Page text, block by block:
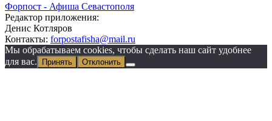
Форпост - Афиша Севастополя
Редактор приложения:
Денис Котляров
Контакты: forpostafisha@mail.ru
Мы обрабатываем cookies, чтобы сделать наш сайт удобнее
для вас.
Принять Отклонить